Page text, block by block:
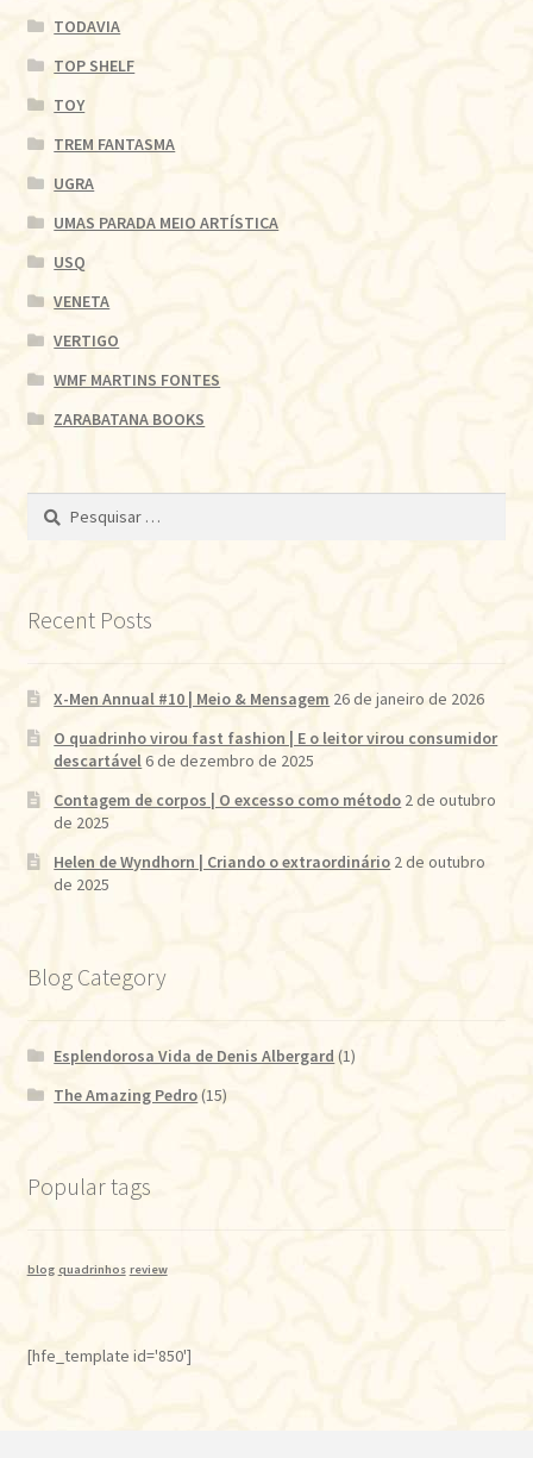
TODAVIA
TOP SHELF
TOY
TREM FANTASMA
UGRA
UMAS PARADA MEIO ARTÍSTICA
USQ
VENETA
VERTIGO
WMF MARTINS FONTES
ZARABATANA BOOKS
Pesquisar
Recent Posts
X-Men Annual #10 | Meio & Mensagem 26 de janeiro de 2026
O quadrinho virou fast fashion | E o leitor virou consumidor
descartável 6 de dezembro de 2025
Contagem de corpos | O excesso como método 2 de outubro
de 2025
Helen de Wyndhorn | Criando o extraordinário 2 de outubro
de 2025
Blog Category
Esplendorosa Vida de Denis Albergard (1)
The Amazing Pedro(15)
Popular tags
blog quadrinhos review
[hfe_template id='850']